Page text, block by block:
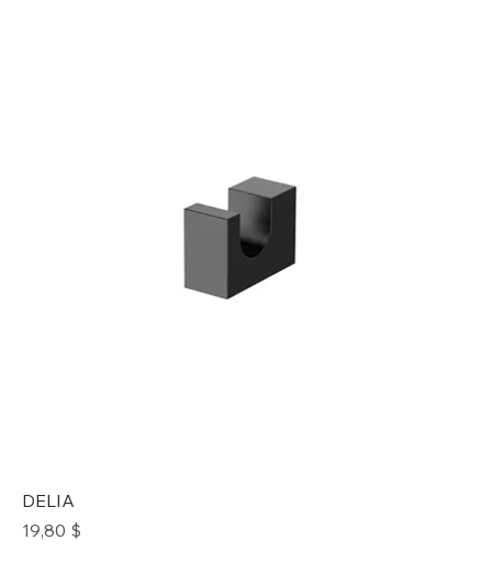
DELIA
Prix
19,80 $